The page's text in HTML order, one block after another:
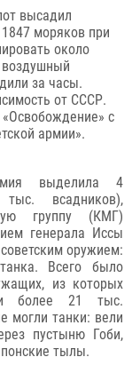
высадил
моряков при
около
воздушный
за часы.
от СССР.
с
армии».
выделила 4
всадников),
группу (КМГ)
генерала Иссы
оружием:
Всего было
из которых
более 21 тыс.
могли танки: вели
пустыню Гоби,
тылы.